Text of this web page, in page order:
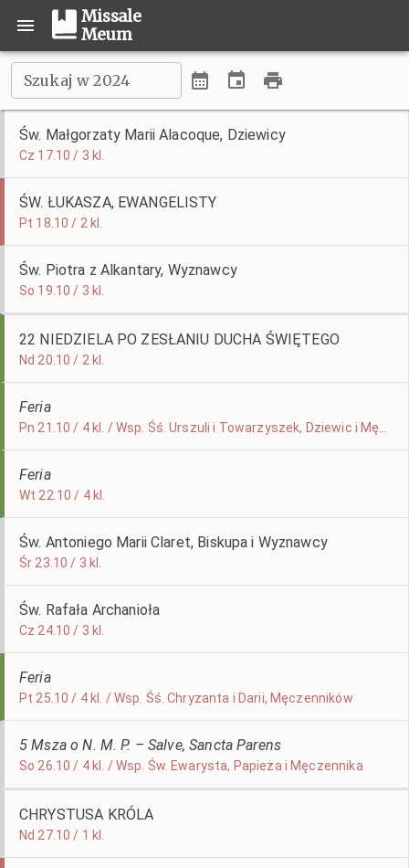
Missale
Meum
Szukaj w 2024
Św. Małgorzaty Marii Alacoque, Dziewicy
Cz 17.10 / 3 kl.
ŚW. ŁUKASZA, EWANGELISTY
Pt 18.10 / 2 kl.
Św. Piotra z Alkantary, Wyznawcy
So 19.10 / 3 kl.
22 NIEDZIELA PO ZESŁANIU DUCHA ŚWIĘTEGO
Nd 20.10 / 2 kl.
Feria
Feria
Wt 22.10 / 4 kl.
Św. Antoniego Marii Claret, Biskupa i Wyznawcy
Śr 23.10 / 3 kl.
Św. Rafała Archanioła
Cz 24.10 / 3 kl.
Feria
Pt 25.10 / 4 kl. / Wsp. Śś. Chryzanta i Darii, Męczenników
5 Msza o N. M. P. – Salve, Sancta Parens
So 26.10 / 4 kl. / Wsp. Św. Ewarysta, Papieża i Męczennika
CHRYSTUSA KRÓLA
Nd 27.10 / 1 kl.